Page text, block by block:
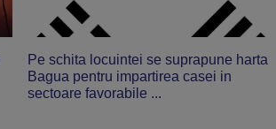
Pe schita locuintei se suprapune harta
Bagua pentru impartirea casei in
sectoare favorabile ...